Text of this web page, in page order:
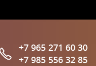
+7 965 271 60 30
+7 985 556 32 85